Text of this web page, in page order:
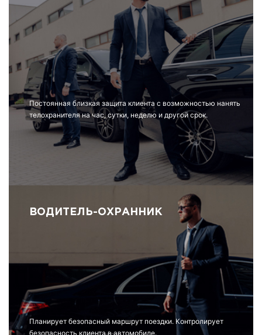
Постоянная близкая защита клиента с возможностью нанять
телохранителя на час, сутки, неделю и другой срок.
ВОДИТЕЛЬ-ОХРАННИК
Планирует безопасный маршрут поездки. Контролирует
безопасность клиента в автомобиле.